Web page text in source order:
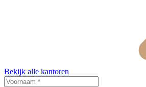
Bekijk alle kantoren